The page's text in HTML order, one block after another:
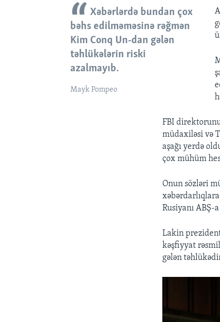
Xəbərlərdə bundan çox
bəhs edilməməsinə rəğmən
Kim Conq Un-dan gələn
təhlükələrin riski
azalmayıb.
Mayk Pompeo
FBI
müdaxiləsi və
aşağı yerdə
çox mühüm
Onun sözləri
Rusiyanı ABŞ-
Lakin
kəşfiyyat
gələn